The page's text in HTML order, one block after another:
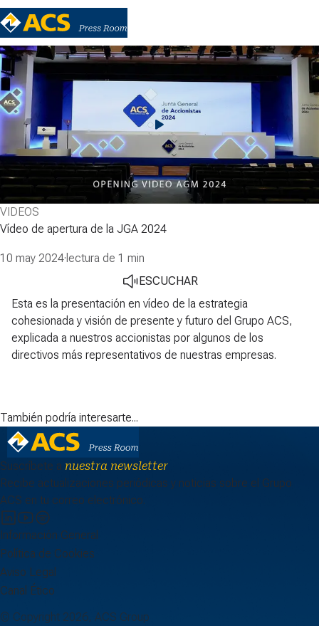
VIDEOS
Vídeo de apertura de la JGA 2024
10 may 2024· lectura de 1 min
ESCUCHAR
Esta es la presentación en vídeo de la estrategia
cohesionada y visión de presente y futuro del Grupo ACS,
explicada a nuestros accionistas por algunos de los
directivos más representativos de nuestras empresas.
También podría interesarte...
Suscríbete a nuestra newsletter
Recibe actualizaciones periódicas y noticias sobre el Grupo
ACS en tu correo electrónico.
Información General
Política de Cookies
Aviso Legal
Canal Ético
© Copyright 2026, ACS Group